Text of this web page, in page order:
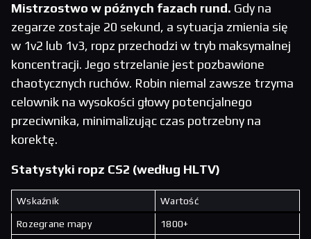
Mistrzostwo w późnych fazach rund. Gdy na
zegarze zostaje 20 sekund, a sytuacja zmienia się
w 1v2 lub 1v3, ropz przechodzi w tryb maksymalnej
koncentracji. Jego strzelanie jest pozbawione
chaotycznych ruchów. Robin niemal zawsze trzyma
celownik na wysokości głowy potencjalnego
przeciwnika, minimalizując czas potrzebny na
korektę.
Statystyki ropz CS2 (według HLTV)
Wskaźnik Wartość
Rozegrane mapy
1800+